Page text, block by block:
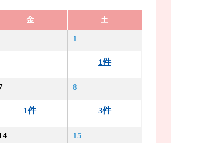
金 土
1
1件
1件
8
3件
15